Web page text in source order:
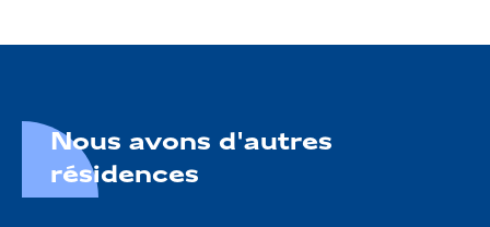
Nous avons d'autres
résidences